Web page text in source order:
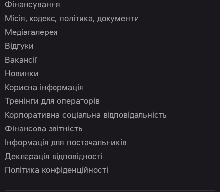
Фінансування
Місія, кодекс, політика, документи
Медіагалерея
Відгуки
Вакансії
Новинки
Корисна інформація
Тренінги для операторів
Корпоративна соціальна відповідальність
Фінансова звітність
Інформація для постачальників
Декларація відповідності
Політика конфіденційності